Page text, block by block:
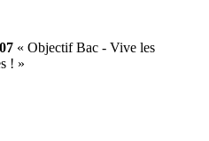
« Objectif Bac - Vive les
! »